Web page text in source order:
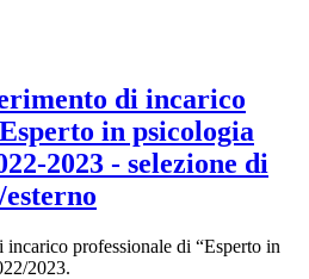
di incarico
in psicologia
2023 - selezione di
professionale di “Esperto in
2023.